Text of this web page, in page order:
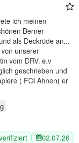
ich meinen
Berner
als Deckrüde an...
unserer
vom DRV. e.v
geschrieben und
( FCI Ahnen) er
02.07.26